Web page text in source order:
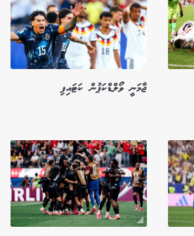
ޖާމަނީ ވޯލްޑްކަޕުން ކަޓައިފި